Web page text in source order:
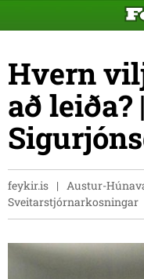
Hvern
að leiða?
feykir.is
Austur-
Sveitarstjórnarkosningar